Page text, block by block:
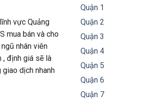
vực Quảng
mua bán và cho
nhân viên
, định giá sẽ là
giao dịch nhanh
Quận 1
Quận 2
Quận 3
Quận 4
Quận 5
Quận 6
Quận 7